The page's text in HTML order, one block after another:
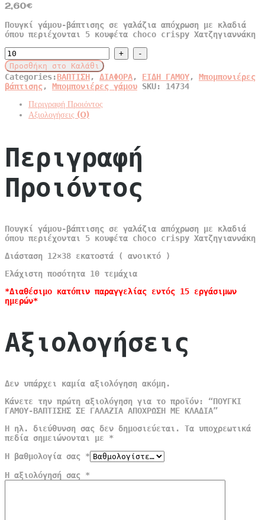
2,60€
Πουγκί γάμου-βάπτισης σε γαλάζια απόχρωση με κλαδιά
όπου περιέχονται 5 κουφέτα choco crispy Χατζηγιαννάκη
ΠΟΥΓΚΙ
ΓΑΜΟΥ-
ΒΑΠΤΙΣΗΣ
ΣΕ
ΓΑΛΑΖΙΑ
ΚΛΑΔΙΑ
Προσθήκη στο Καλάθι
Categories:ΒΑΠΤΙΣΗ, ΔΙΑΦΟΡΑ, ΕΙΔΗ ΓΑΜΟΥ, Μπομπονιέρες
βάπτισης, Μπομπονιέρες γάμου SKU: 14734
Περιγραφή Προιόντος
Αξιολογήσεις (0)
Περιγραφή
Προιόντος
Πουγκί γάμου-βάπτισης σε γαλάζια απόχρωση με κλαδιά
όπου περιέχονται 5 κουφέτα choco crispy Χατζηγιαννάκη
Διάσταση 12×38 εκατοστά ( ανοικτό )
Ελάχιστη ποσότητα 10 τεμάχια
*Διαθέσιμο κατόπιν παραγγελίας εντός 15 εργάσιμων
ημερών*
Αξιολογήσεις
Δεν υπάρχει καμία αξιολόγηση ακόμη.
Κάνετε την πρώτη αξιολόγηση για το προϊόν: “ΠΟΥΓΚΙ
ΓΑΜΟΥ-ΒΑΠΤΙΣΗΣ ΣΕ ΓΑΛΑΖΙΑ ΑΠΟΧΡΩΣΗ ΜΕ ΚΛΑΔΙΑ”
Η ηλ. διεύθυνση σας δεν δημοσιεύεται.
Τα υποχρεωτικά
πεδία σημειώνονται με *
Η βαθμολογία σας *
Η αξιολόγησή σας *